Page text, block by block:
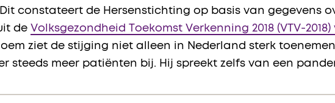
constateert de Hersenstichting op basis van gegevens
de Volksgezondheid Toekomst Verkenning 2018 (VTV-
ziet de stijging niet alleen in Nederland sterk
steeds meer patiënten bij. Hij spreekt zelfs van een